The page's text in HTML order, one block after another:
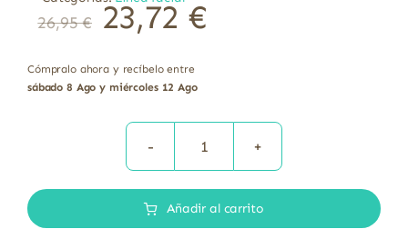
26,95€ 23,72 €
Cómpralo ahora y recíbelo entre
sábado 8 Ago y miércoles 12 Ago
CREMA
50ML
Añadir al carrito